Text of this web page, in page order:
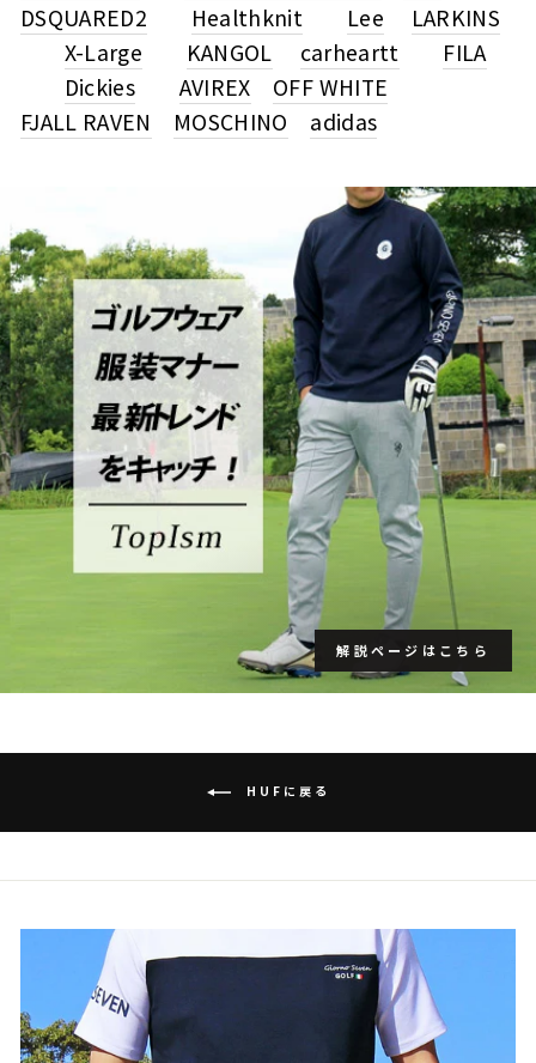
DSQUARED2
Healthknit Lee
LARKINS
X-Large
KANGOL carheartt
FILA
Dickies
AVIREX
OFF WHITE
FJALL RAVEN
MOSCHINO adidas
解説ページはこちら
HUFに戻る